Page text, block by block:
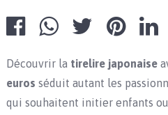
Découvrir la tirelire japonaise
euros séduit autant les
qui souhaitent initier enfants ou